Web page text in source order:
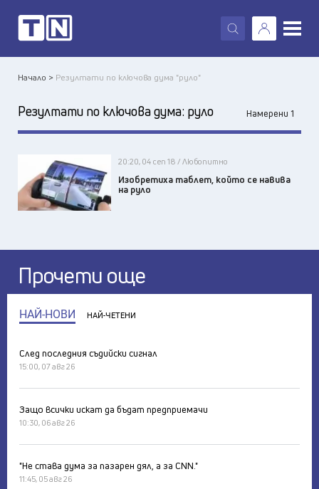
X
Начало > Резултати по ключова дума "руло"
Резултати по ключова дума: руло Намерени 1
20:20, 04 сеп 18 / Любопитно
Изобретиха таблет, който се навива
на руло
Прочети още
НАЙ-НОВИ НАЙ-ЧЕТЕНИ
След последния съдийски сигнал
15:00, 07 авг 26
Защо всички искат да бъдат предприемачи
10:30, 06 авг 26
"Не става дума за пазарен дял, а за CNN."
11:45, 05 авг 26